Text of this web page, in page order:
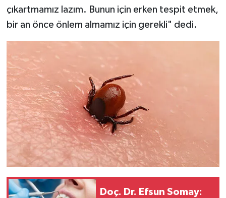
çıkartmamız lazım. Bunun için erken tespit etmek,
bir an önce önlem almamız için gerekli" dedi.
Doç. Dr. Efsun Somay: